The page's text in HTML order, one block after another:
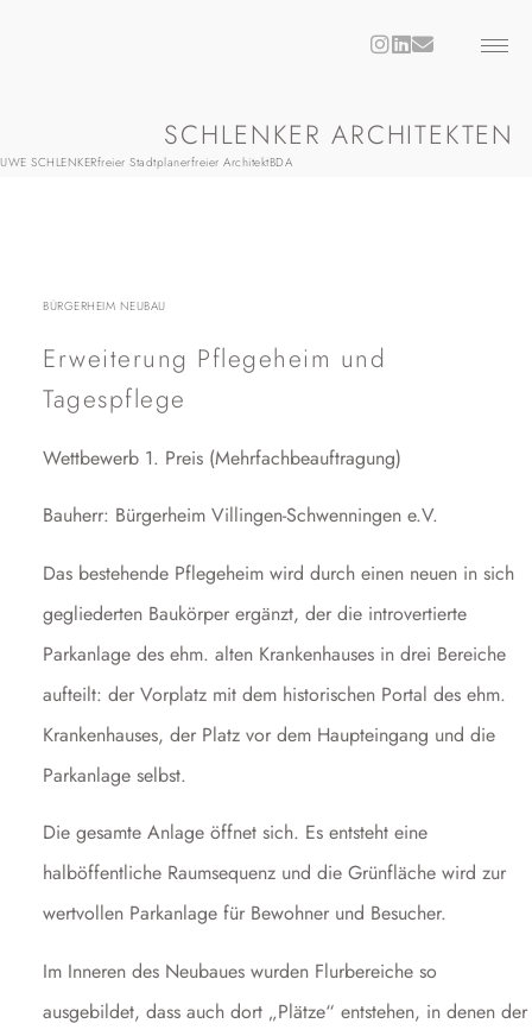
SCHLENKER ARCHITEKTEN
UWE SCHLENKERfreier Stadtplanerfreier ArchitektBDA
BÜRGERHEIM NEUBAU
Erweiterung Pflegeheim und
Tagespflege
Wettbewerb 1. Preis (Mehrfachbeauftragung)
Bauherr: Bürgerheim Villingen-Schwenningen e.V.
Das bestehende Pflegeheim wird durch einen neuen in sich
gegliederten Baukörper ergänzt, der die introvertierte
Parkanlage des ehm. alten Krankenhauses in drei Bereiche
aufteilt: der Vorplatz mit dem historischen Portal des ehm.
Krankenhauses, der Platz vor dem Haupteingang und die
Parkanlage selbst.
Die gesamte Anlage öffnet sich. Es entsteht eine
halböffentliche Raumsequenz und die Grünfläche wird zur
wertvollen Parkanlage für Bewohner und Besucher.
Im Inneren des Neubaues wurden Flurbereiche so
ausgebildet, dass auch dort „Plätze“ entstehen, in denen der